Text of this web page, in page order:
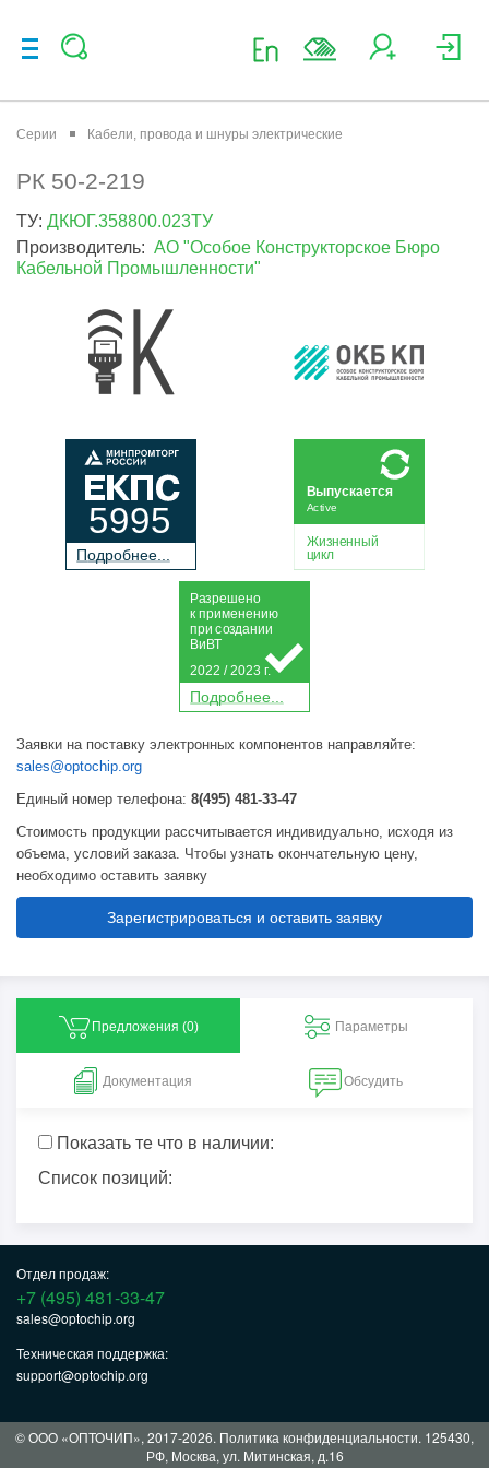
Серии Кабели, провода и шнуры электрические
РК 50-2-219
ТУ: ДКЮГ.358800.023ТУ
Производитель: АО "Особое Конструкторское Бюро
Кабельной Промышленности"
Подробнее...
5995
Жизненный
цикл
Active
Выпускается
Подробнее...
Разрешено
к применению
присоздании
Ви ВТ
2022 / 2023 г.
Заявки на поставку электронных компонентов направляйте:
sales@optochip.org
Единый номер телефона: 8(495) 481-33-47
Стоимость продукции рассчитывается индивидуально, исходя из
объема, условий заказа. Чтобы узнать окончательную цену,
необходимо оставить заявку
Зарегистрироваться и оставить заявку
Предложения (0) Параметры
Документация Обсудить
Показать те что в наличии:
Список позиций:
Отдел продаж:
+7 (495) 481-33-47
sales@optochip.org
Техническая поддержка:
support@optochip.org
© ООО «ОПТОЧИП», 2017-2026. Политика конфиденциальности. 125430,
РФ, Москва, ул. Митинская, д.16